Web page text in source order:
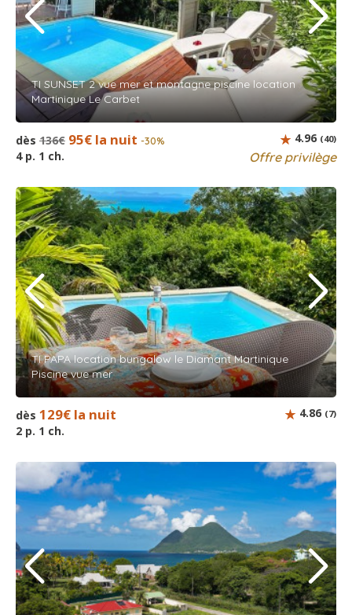
TI SUNSET 2 vue mer et montagne piscine location
Martinique Le Carbet
dès 136€ 95€ la nuit -30%
4 p. 1 ch. Offre privilège
4.96 (40)
TI PAPA location bungalow le Diamant Martinique
Piscine vue mer
dès 129€ la nuit
2 p. 1 ch.
4.86 (7)